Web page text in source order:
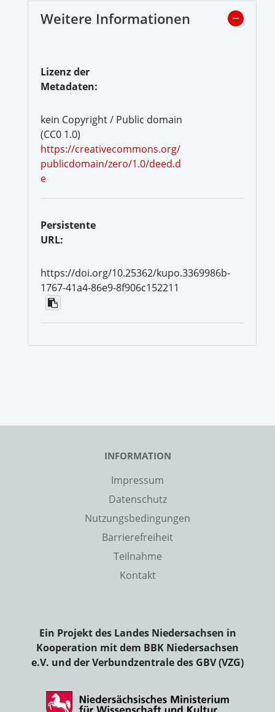
Weitere Informationen
Lizenz der
Metadaten:
kein Copyright / Public domain
(CC0 1.0)
https://creativecommons.org/
publicdomain/zero/1.0/deed.d
e
Persistente
URL:
https://doi.org/10.25362/kupo.3369986b-
1767-41a4-86e9-8f906c152211
INFORMATION
Impressum
Datenschutz
Nutzungsbedingungen
Barrierefreiheit
Teilnahme
Kontakt
Ein Projekt des Landes Niedersachsen in
Kooperation mit dem BBK Niedersachsen
e.V. und der Verbundzentrale des GBV (VZG)